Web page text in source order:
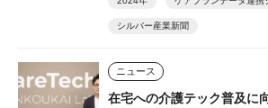
シルバー産業新聞
ニュース
在宅への介護テック普及に